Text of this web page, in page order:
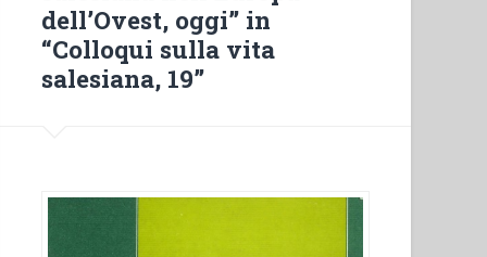
dell’Ovest, oggi” in
“Colloqui sulla vita
salesiana, 19”